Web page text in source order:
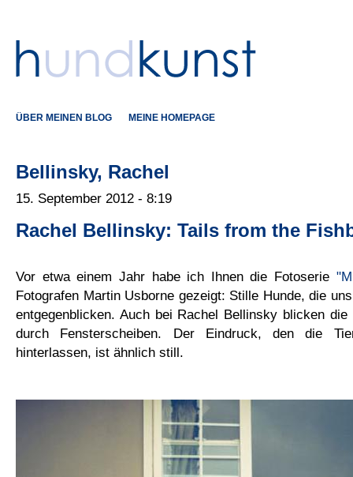
ÜBER MEINEN BLOG MEINE HOMEPAGE
Bellinsky, Rachel
15. September 2012 - 8:19
Rachel Bellinsky: Tails from the
Vor etwa einem Jahr habe ich Ihnen die Fotoserie
Fotografen Martin Usborne gezeigt: Stille Hunde, die
entgegenblicken. Auch bei Rachel Bellinsky blicken die
durch Fensterscheiben. Der Eindruck, den die
hinterlassen, ist ähnlich still.